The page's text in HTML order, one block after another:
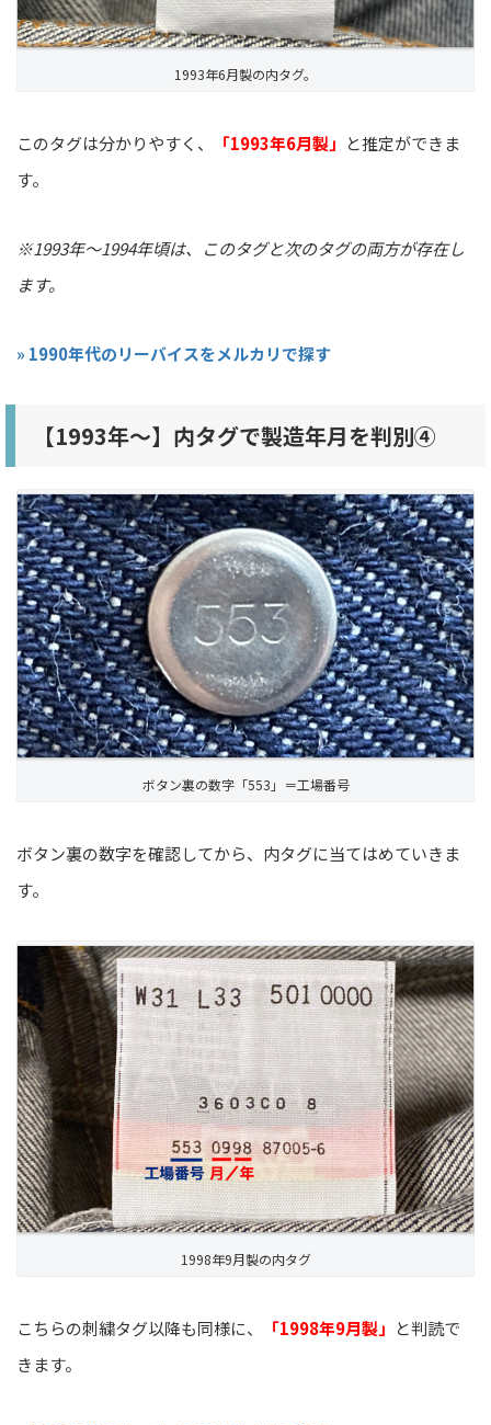
1993年6月製の内タグ。
このタグは分かりやすく、 「1993年6月製」 と推定ができま
す。
※1993年〜1994年頃は、このタグと次のタグの両方が存在し
ます。
» 1990年代のリーバイスをメルカリで探す
【1993年〜】内タグで製造年月を判別④
ボタン裏の数字「553」＝工場番号
ボタン裏の数字を確認してから、内タグに当てはめていきま
す。
1998年9月製の内タグ
こちらの刺繍タグ以降も同様に、 「1998年9月製」 と判読で
きます。